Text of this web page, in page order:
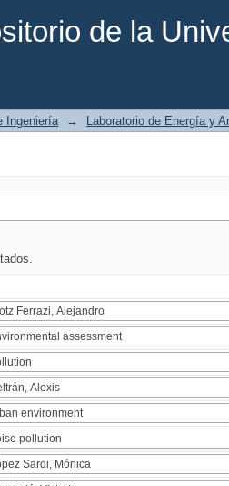
de la
Ingeniería → Laboratorio de Energía y